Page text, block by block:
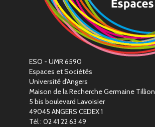
ESO - UMR 6590
Espaces et Sociétés
Université d'Angers
Maison de la Recherche Germaine Tillion
5 bis boulevard Lavoisier
49045 ANGERS CEDEX 1
Tél : 02 41 22 63 49